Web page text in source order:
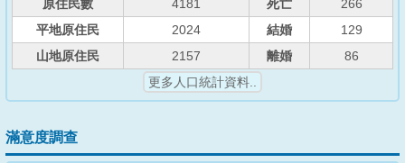
原住民數
4181 死亡
266
平地原住民
2024 結婚
129
山地原住民
2157 離婚
86
更多人口統計資料..
滿意度調查